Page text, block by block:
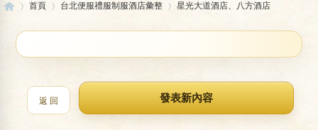
首頁 台北便服禮服制服酒店彙整 星光大道酒店、八方酒店
星光大道酒店、八方酒店
返 回